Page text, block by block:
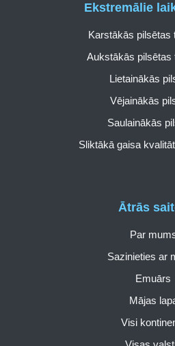
Ātrās
Par
Sazinieties ar
Emuārs
Mājas
Visi
Ekstremālie
Karstākās pilsētas
Aukstākās pilsētas
Lietainākās
Vējainākās
Saulainākās
Sliktākā gaisa